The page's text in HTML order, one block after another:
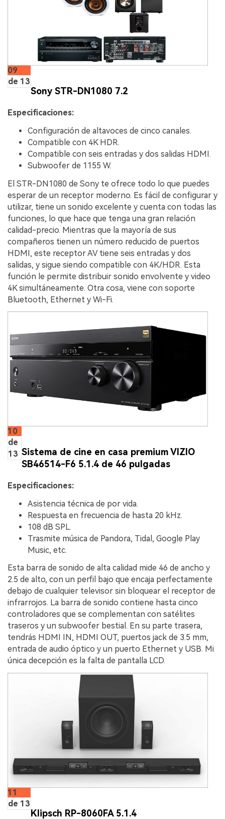
09
de 13
Sony STR-DN1080 7.2
Especificaciones:
Configuración de altavoces de cinco canales.
Compatible con 4K HDR.
Compatible con seis entradas y dos salidas HDMI.
Subwoofer de 1155 W.
El STR-DN1080 de Sony te ofrece todo lo que puedes
esperar de un receptor moderno. Es fácil de configurar y
utilizar, tiene un sonido excelente y cuenta con todas las
funciones, lo que hace que tenga una gran relación
calidad-precio. Mientras que la mayoría de sus
compañeros tienen un número reducido de puertos
HDMI, este receptor AV tiene seis entradas y dos
salidas, y sigue siendo compatible con 4K/HDR. Esta
función le permite distribuir sonido envolvente y video
4K simultáneamente. Otra cosa, viene con soporte
Bluetooth, Ethernet y Wi-Fi.
10
de
13 Sistema de cine en casa premium VIZIO
SB46514-F6 5.1.4 de 46 pulgadas
Especificaciones:
Asistencia técnica de por vida.
Respuesta en frecuencia de hasta 20 kHz.
108 dB SPL.
Trasmite música de Pandora, Tidal, Google Play
Music, etc.
Esta barra de sonido de alta calidad mide 46 de ancho y
2.5 de alto, con un perfil bajo que encaja perfectamente
debajo de cualquier televisor sin bloquear el receptor de
infrarrojos. La barra de sonido contiene hasta cinco
controladores que se complementan con satélites
traseros y un subwoofer bestial. En su parte trasera,
tendrás HDMI IN, HDMI OUT, puertos jack de 3.5 mm,
entrada de audio óptico y un puerto Ethernet y USB. Mi
única decepción es la falta de pantalla LCD.
11
de 13
Klipsch RP-8060FA 5.1.4